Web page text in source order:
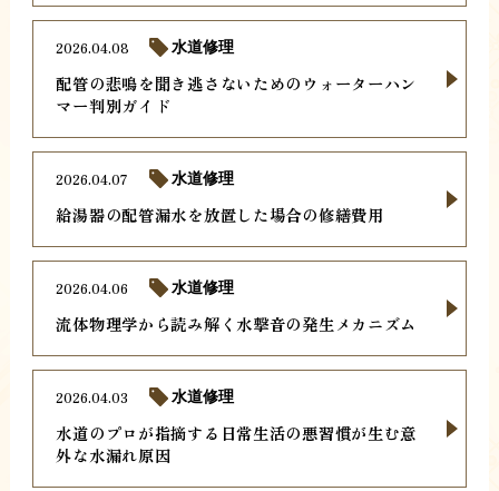
配管の悲鳴を聞き逃さないためのウォーターハン
マー判別ガイド
2026.04.08 水道修理
給湯器の配管漏水を放置した場合の修繕費用
2026.04.07 水道修理
流体物理学から読み解く水撃音の発生メカニズム
2026.04.06 水道修理
水道のプロが指摘する日常生活の悪習慣が生む意
外な水漏れ原因
2026.04.03 水道修理